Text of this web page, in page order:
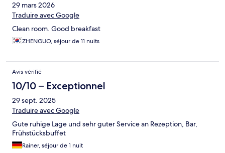
29 mars 2026
Traduire avec Google
Clean room. Good breakfast
ZHENGUO, séjour de 11 nuits
Avis vérifié
10/10 – Exceptionnel
29 sept. 2025
Traduire avec Google
Gute ruhige Lage und sehr guter Service an Rezeption, Bar,
Frühstücksbuffet
Rainer, séjour de 1 nuit